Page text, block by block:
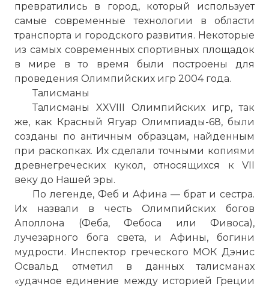
превратились в город, который использует
самые современные технологии в области
транспорта и городского развития. Некоторые
из самых современных спортивных площадок
в мире в то время были построены для
проведения Олимпийских игр 2004 года.
Талисманы
Талисманы XXVIII Олимпийских игр, так
же, как Красный Ягуар Олимпиады-68, были
созданы по античным образцам, найденным
при раскопках. Их сделали точными копиями
древнегреческих кукол, относящихся к VII
веку до Нашей эры.
По легенде, Феб и Афина — брат и сестра.
Их назвали в честь Олимпийских богов
Аполлона (Феба, Фебоса или Фивоса),
лучезарного бога света, и Афины, богини
мудрости. Инспектор греческого МОК Дэнис
Освальд отметил в данных талисманах
«удачное единение между историей Греции